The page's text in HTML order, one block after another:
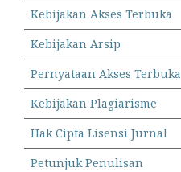
Kebijakan Akses Terbuka
Kebijakan Arsip
Pernyataan Akses Terbuka
Kebijakan Plagiarisme
Hak Cipta Lisensi Jurnal
Petunjuk Penulisan